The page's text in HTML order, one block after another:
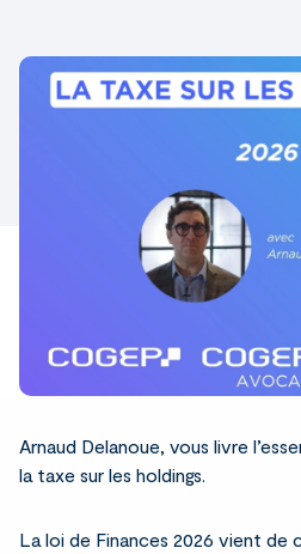
Arnaud Delanoue, vous livre
la taxe sur les holdings.
La loi de Finances 2026 vient de